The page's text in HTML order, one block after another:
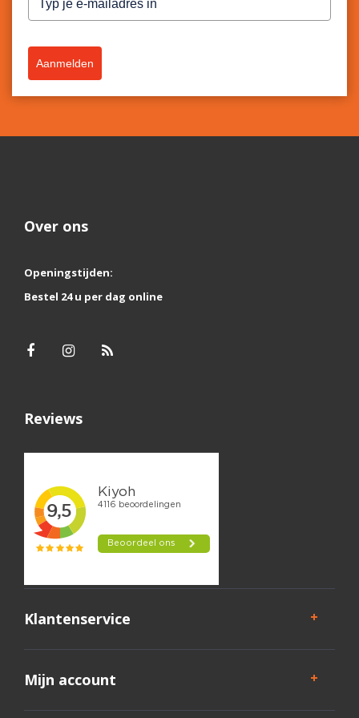
Aanmelden
Over ons
Openingstijden:
Bestel 24 u per dag online
Reviews
Klantenservice
Mijn account